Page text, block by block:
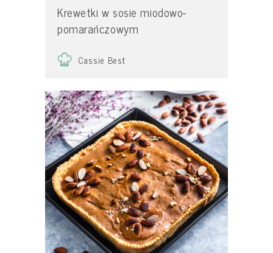
Krewetki w sosie miodowo-
pomarańczowym
Cassie Best